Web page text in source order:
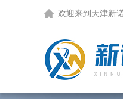
欢迎来到天津新